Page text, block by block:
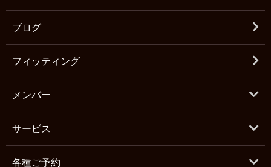
ブログ
フィッティング
メンバー
サービス
各種ご予約